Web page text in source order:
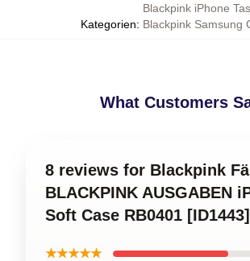
Kategorien:
Blackpink iPhone
Blackpink Samsung
What Customers
8 reviews for Blackpink
BLACKPINK AUSGABEN
Soft Case RB0401 [ID1443]
★★★★★